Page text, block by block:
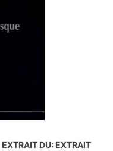
DU: EXTRAIT